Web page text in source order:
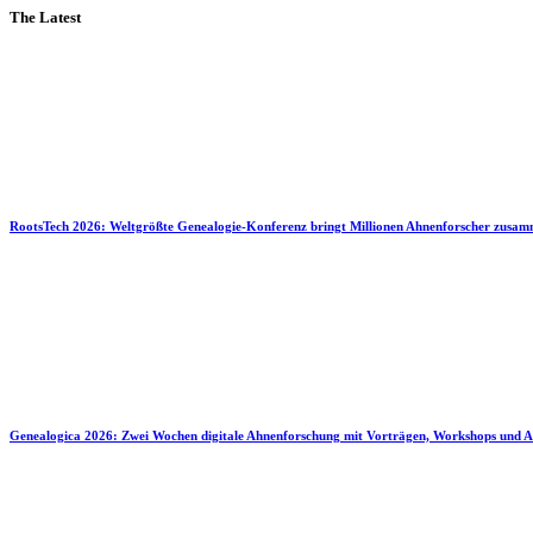
The Latest
RootsTech 2026: Weltgrößte Genealogie-Konferenz bringt Millionen Ahnenforscher
Genealogica 2026: Zwei Wochen digitale Ahnenforschung mit Vorträgen, Workshops und